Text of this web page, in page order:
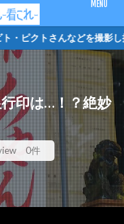
、オジギビト・
印は…！？絶妙
0件
トイレマーク